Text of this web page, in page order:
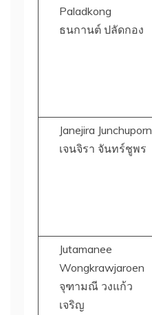
Paladkong
ธนกานต์ ปลัดกอง
Janejira Junchuporn
เจนจิรา จันทร์ชูพร
Jutamanee
Wongkrawjaroen
จุฑามณี วงแก้ว
เจริญ